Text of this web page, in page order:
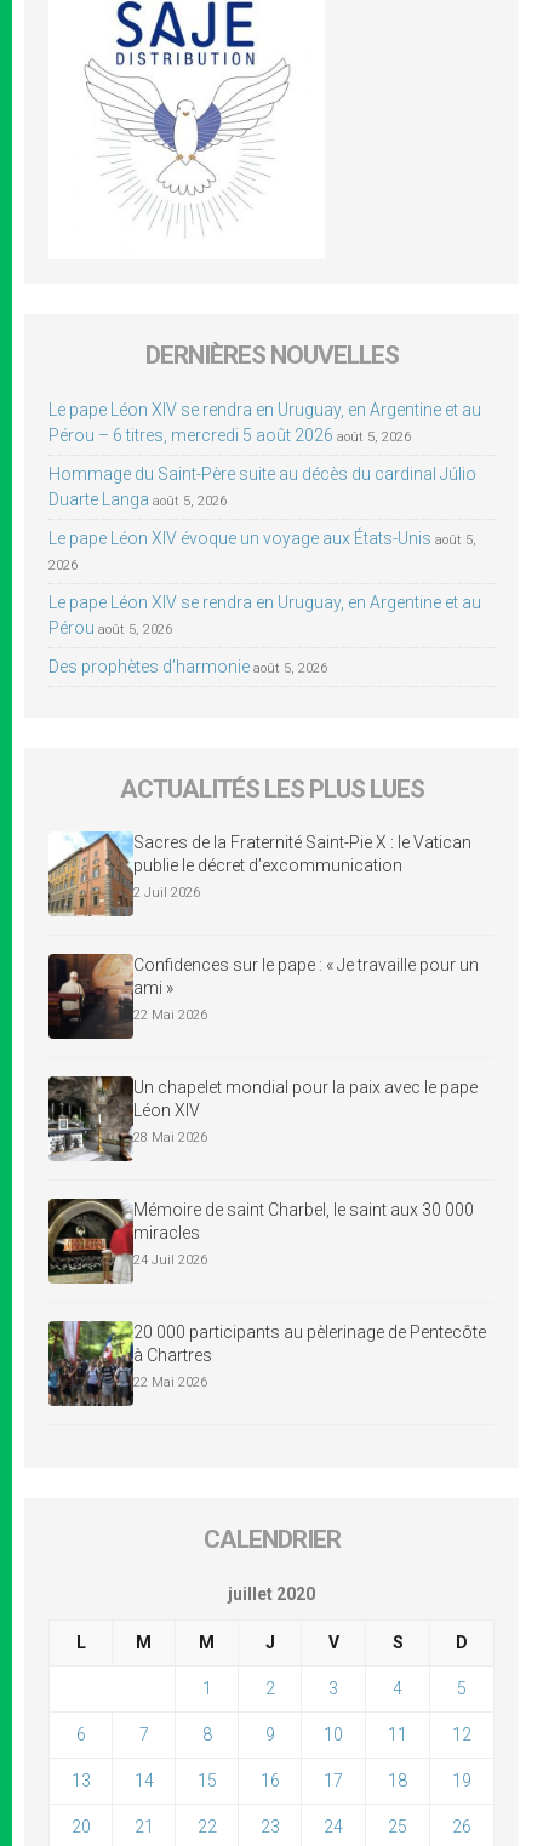
DERNIÈRES NOUVELLES
Le pape Léon XIV se rendra en Uruguay, en Argentine et au
Pérou – 6 titres, mercredi 5 août 2026 août 5, 2026
Hommage du Saint-Père suite au décès du cardinal Júlio
Duarte Langa août 5, 2026
Le pape Léon XIV évoque un voyage aux États-Unis août 5,
2026
Le pape Léon XIV se rendra en Uruguay, en Argentine et au
Pérou août 5, 2026
Des prophètes d’harmonie août 5, 2026
ACTUALITÉS LES PLUS LUES
Sacres de la Fraternité Saint-Pie X : le Vatican
publie le décret d’excommunication
2 Juil 2026
Confidences sur le pape : « Je travaille pour un
ami »
22 Mai 2026
Un chapelet mondial pour la paix avec le pape
Léon XIV
28 Mai 2026
Mémoire de saint Charbel, le saint aux 30 000
miracles
24 Juil 2026
20 000 participants au pèlerinage de Pentecôte
à Chartres
22 Mai 2026
CALENDRIER
juillet 2020
L M M J V S D
1 2 3 4 5
6 7 8 9 10 11 12
13 14 15 16 17 18 19
20 21 22 23 24 25 26